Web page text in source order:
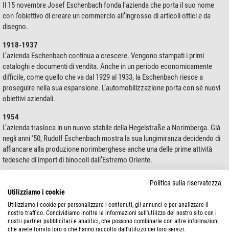
Il 15 novembre Josef Eschenbach fonda l’azienda che porta il suo nome
con l’obiettivo di creare un commercio all’ingrosso di articoli ottici e da
disegno.
1918-1937
L’azienda Eschenbach continua a crescere. Vengono stampati i primi
cataloghi e documenti di vendita. Anche in un periodo economicamente
difficile, come quello che va dal 1929 al 1933, la Eschenbach riesce a
proseguire nella sua espansione. L’automobilizzazione porta con sé nuovi
obiettivi aziendali.
1954
L’azienda trasloca in un nuovo stabile della Hegelstraße a Norimberga. Già
negli anni '50, Rudolf Eschenbach mostra la sua lungimiranza decidendo di
affiancare alla produzione norimberghese anche una delle prime attività
tedesche di import di binocoli dall’Estremo Oriente.
Politica sulla riservatezza
Utilizziamo i cookie
Utilizziamo i cookie per personalizzare i contenuti, gli annunci e per analizzare il
nostro traffico. Condividiamo inoltre le informazioni sull'utilizzo del nostro sito con i
nostri partner pubblicitari e analitici, che possono combinarle con altre informazioni
che avete fornito loro o che hanno raccolto dall'utilizzo dei loro servizi.